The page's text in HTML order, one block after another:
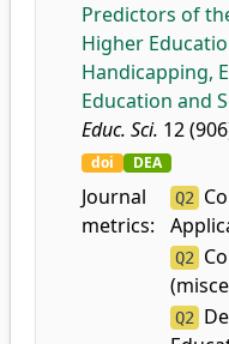
Predictors of
Higher
Handicapping,
Education and
Educ. Sci. 12
doi DEA
Journal
metrics:
Q2
Q2
Q2